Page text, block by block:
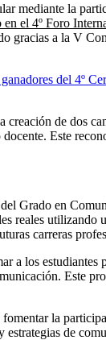
mediante la
en el 4º Foro
gracias a la V
de dos
Este
Grado en
reales
carreras
a los estudiantes
Este
la
de